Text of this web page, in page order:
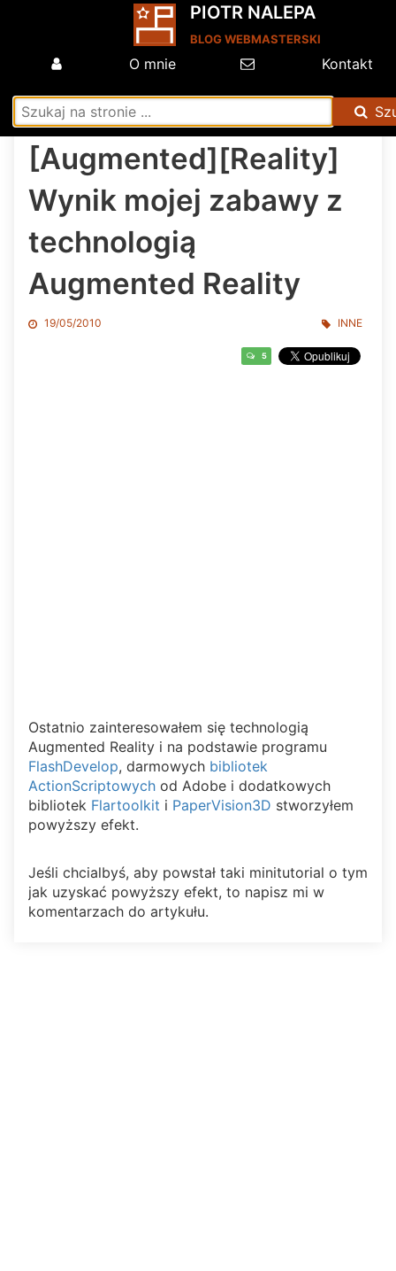
[Augmented][Reality]
Wynik mojej zabawy z
technologią
Augmented Reality
Ostatnio zainteresowałem się technologią
Augmented Reality i na podstawie programu
FlashDevelop, darmowych bibliotek
ActionScriptowych od Adobe i dodatkowych
bibliotek Flartoolkit i PaperVision3D stworzyłem
powyższy efekt.
Jeśli chcialbyś, aby powstał taki minitutorial o tym
jak uzyskać powyższy efekt, to napisz mi w
komentarzach do artykułu.
19/05/2010 INNE
5
PIOTR NALEPA
BLOG WEBMASTERSKI
O mnie Kontakt